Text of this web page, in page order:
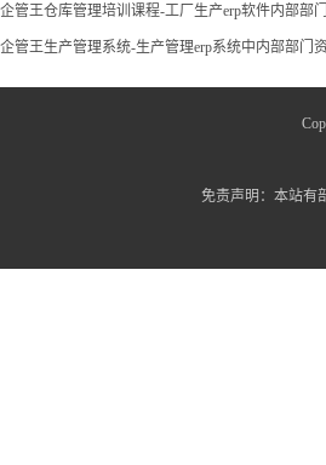
企管王仓库管理培训课程-工厂生产erp软件内部部
企管王生产管理系统-生产管理erp系统中内部部门
免责声明：本站有